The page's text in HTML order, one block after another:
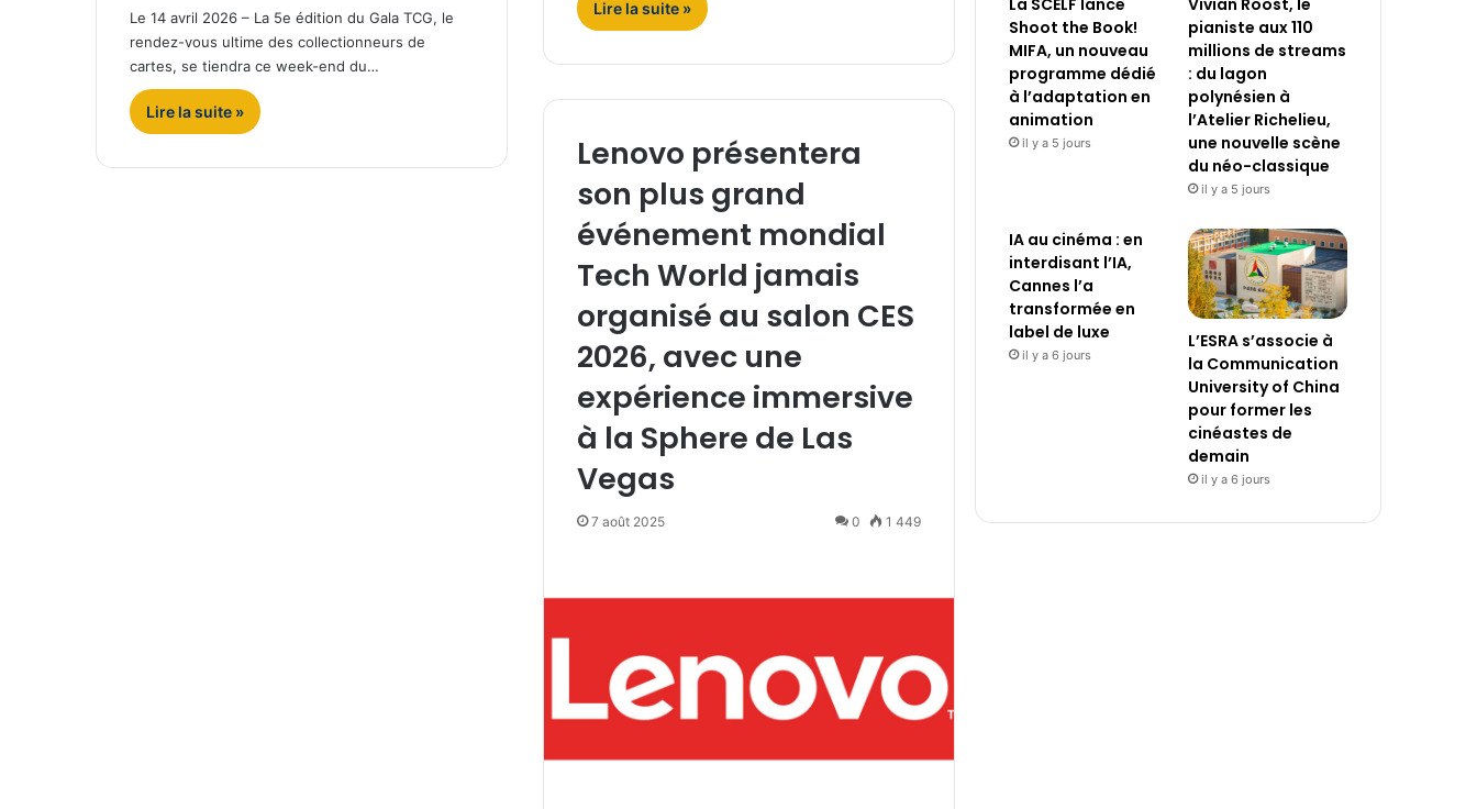
Le 14 avril 2026 – La 5e édition du Gala TCG, le
rendez-vous ultime des collectionneurs de
cartes, se tiendra ce week-end du…
Lire la suite »
Lire la suite »
Lenovo présentera
son plus grand
événement mondial
Tech World jamais
organisé au salon CES
2026, avec une
expérience immersive
à la Sphere de Las
Vegas
7 août 2025 0 1 449
La SCELF lance
Shoot the Book!
MIFA, un nouveau
programme dédié
à l’adaptation en
animation
il y a 5 jours
Vivian Roost, le
pianiste aux 110
millions de streams
: du lagon
polynésien à
l’Atelier Richelieu,
une nouvelle scène
du néo-classique
il y a 5 jours
IA au cinéma : en
interdisant l’IA,
Cannes l’a
transformée en
label de luxe
il y a 6 jours
L’ESRA s’associe à
la Communication
University of China
pour former les
cinéastes de
demain
il y a 6 jours